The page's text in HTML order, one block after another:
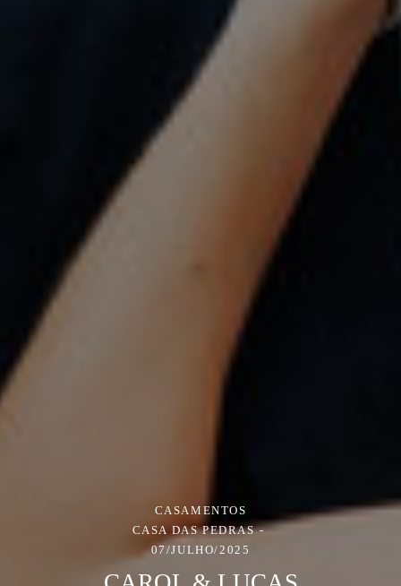
CASAMENTOS
CASA DAS PEDRAS
07/JULHO/2025